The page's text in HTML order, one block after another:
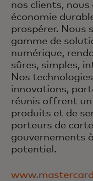
nos clients,
économie
prospérer. Nous
gamme de
numérique,
sûres, simples,
Nos
innovations,
réunis offrent un
produits et de
porteurs de
gouvernements
potentiel.